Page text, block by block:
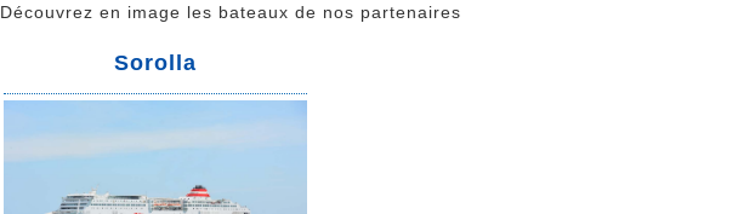
Découvrez en image les bateaux de nos partenaires
Sorolla